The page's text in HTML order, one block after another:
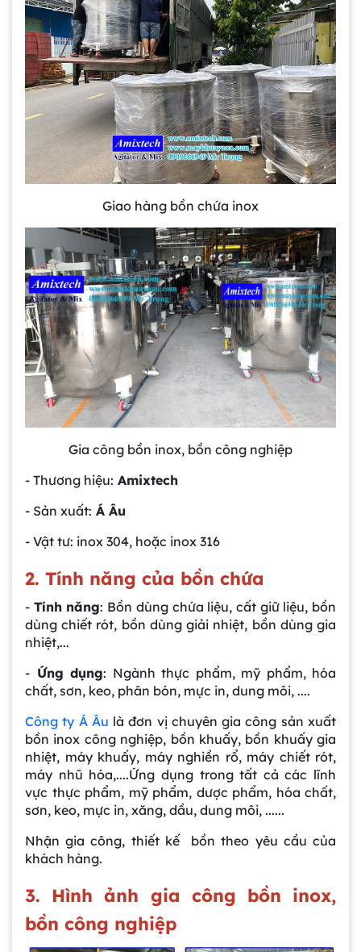
Giao hàng bồn chứa inox
Gia công bồn inox, bồn công nghiệp
- Thương hiệu: Amixtech
- Sản xuất: Á Âu
- Vật tư: inox 304, hoặc inox 316
2. Tính năng của bồn chứa
- Tính năng: Bồn dùng chứa liệu, cất giữ liệu, bồn
dùng chiết rót, bồn dùng giải nhiệt, bồn dùng gia
nhiệt,...
- Ứng dụng: Ngành thực phẩm, mỹ phẩm, hóa
chất, sơn, keo, phân bón, mực in, dung môi, ....
Công ty Á Âu là đơn vị chuyên gia công sản xuất
bồn inox công nghiệp, bồn khuấy, bồn khuấy gia
nhiệt, máy khuấy, máy nghiền rổ, máy chiết rót,
máy nhũ hóa,....Ứng dụng trong tất cả các lĩnh
vực thực phẩm, mỹ phẩm, dược phẩm, hóa chất,
sơn, keo, mực in, xăng, dầu, dung môi, ......
Nhận gia công, thiết kế bồn theo yêu cầu của
khách hàng.
3. Hình ảnh gia công bồn inox,
bồn công nghiệp